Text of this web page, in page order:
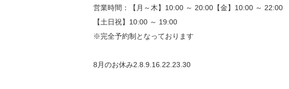
営業時間：【月～木】10:00 ～ 20:00【金】10:00 ～ 22:00
【土日祝】10:00 ～ 19:00
※完全予約制となっております
8月のお休み2.8.9.16.22.23.30